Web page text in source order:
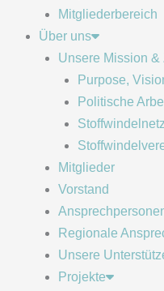
Mitgliederbereich
Über uns
Unsere Mission &
Purpose,
Politische
Mitglieder
Vorstand
Regionale
Unsere
Projekte